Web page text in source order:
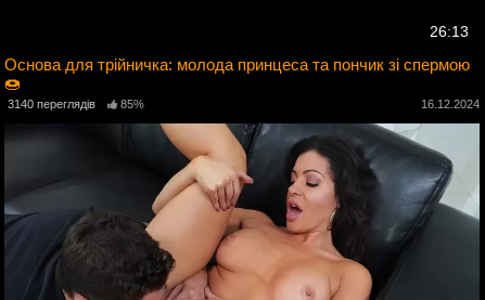
26:13
Основа для трійничка: молода принцеса та пончик зі спермою
🍩
3140 переглядів 85% 16.12.2024